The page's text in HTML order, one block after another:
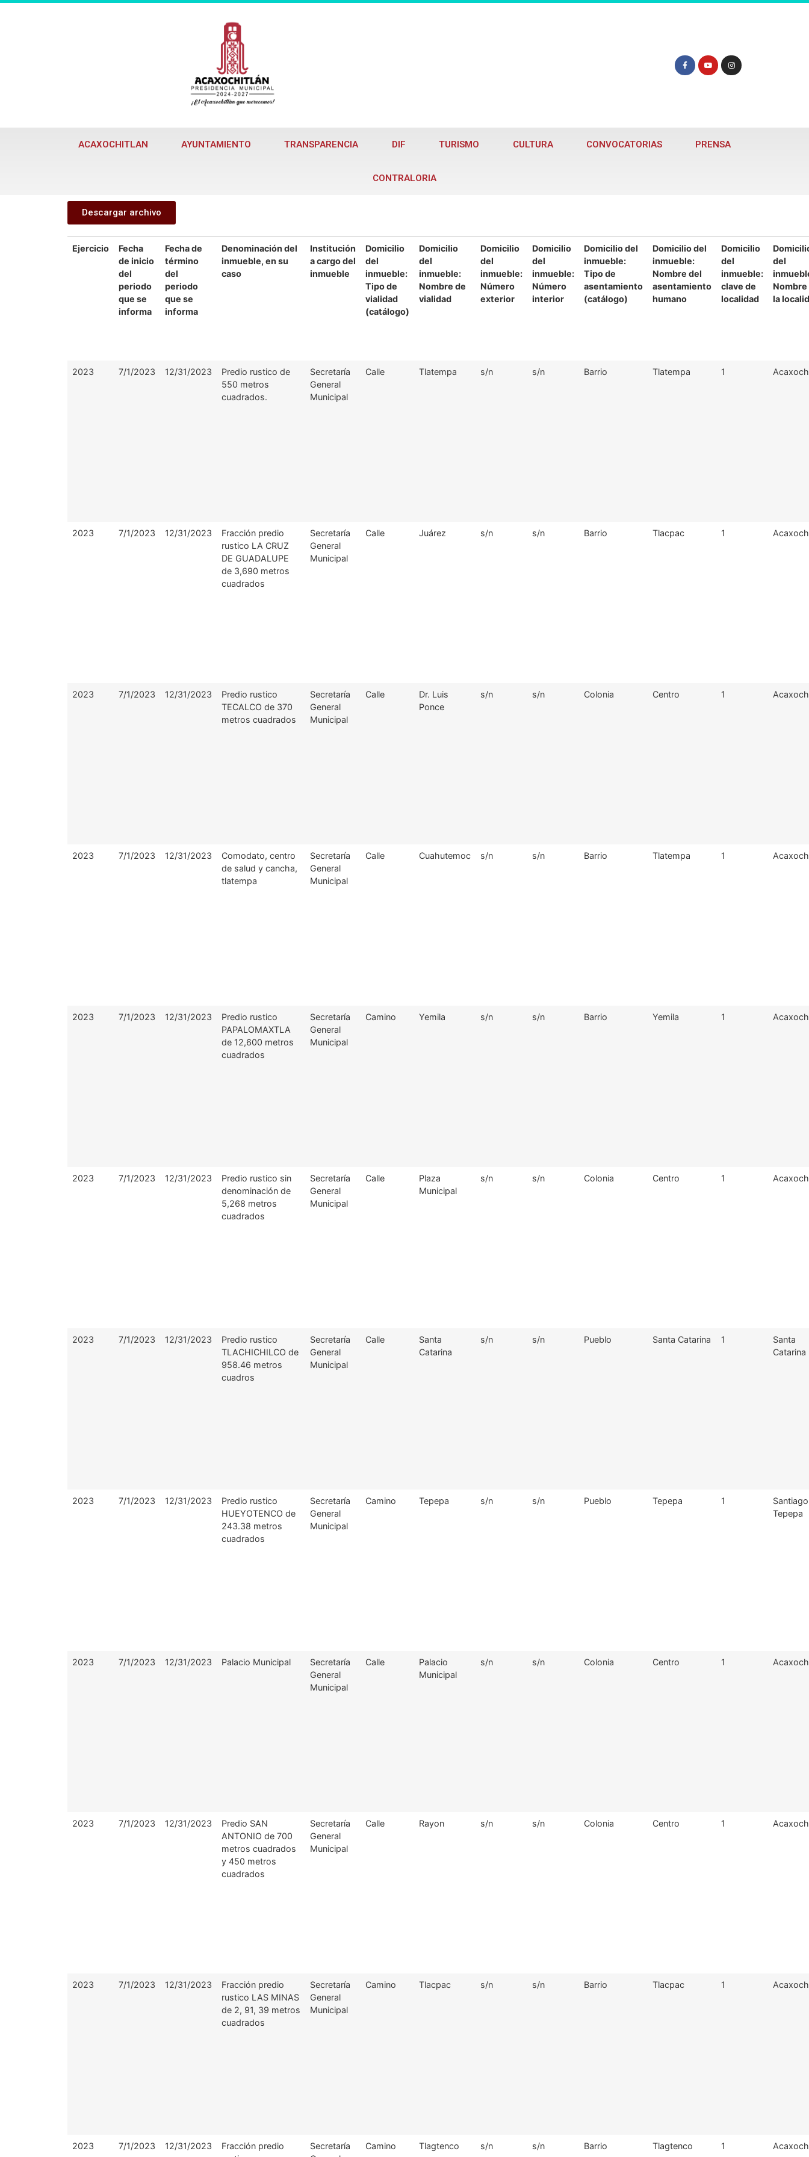
ACAXOCHITLAN AYUNTAMIENTO TRANSPARENCIA DIF TURISMO CULTURA CONVOCATORIAS PRENSA
CONTRALORIA
Descargar archivo
Ejercicio
Fecha
de inicio
del
periodo
que se
informa
Fecha de
término
del
periodo
que se
informa
Denominación del
inmueble, en su
caso
Institución
a cargo del
inmueble
Domicilio
del
inmueble:
Tipo de
vialidad
(catálogo)
Domicilio
del
inmueble:
Nombre de
vialidad
Domicilio
del
inmueble:
Número
exterior
Domicilio
del
inmueble:
Número
interior
Domicilio del
inmueble:
Tipo de
asentamiento
(catálogo)
Domicilio del
inmueble:
Nombre del
asentamiento
humano
Domicilio
del
inmueble:
clave de
localidad
del
Nombre
la
2023 7/1/2023 12/31/2023
Predio rustico de
550 metros
cuadrados.
Secretaría
General
Municipal
Calle Tlatempa s/n s/n Barrio Tlatempa 1
2023 7/1/2023 12/31/2023
Fracción predio
rustico LA CRUZ
DE GUADALUPE
de 3,690 metros
cuadrados
Secretaría
General
Municipal
Calle Juárez s/n s/n Barrio Tlacpac 1
2023 7/1/2023 12/31/2023
Predio rustico
TECALCO de 370
metros cuadrados
Secretaría
General
Municipal
Calle
Dr. Luis
Ponce
s/n s/n Colonia Centro 1
2023 7/1/2023 12/31/2023
Comodato, centro
de salud y cancha,
tlatempa
Secretaría
General
Municipal
Calle Cuahutemoc s/n s/n Barrio Tlatempa 1
2023 7/1/2023 12/31/2023
Predio rustico
PAPALOMAXTLA
de 12,600 metros
cuadrados
Secretaría
General
Municipal
Camino Yemila s/n s/n Barrio Yemila 1
2023 7/1/2023 12/31/2023
Predio rustico sin
denominación de
5,268 metros
cuadrados
Secretaría
General
Municipal
Calle
Plaza
Municipal
s/n s/n Colonia Centro 1
2023 7/1/2023 12/31/2023
Predio rustico
TLACHICHILCO de
958.46 metros
cuadros
Secretaría
General
Municipal
Calle
Santa
Catarina
s/n s/n Pueblo Santa Catarina 1
Santa
Catarina
2023 7/1/2023 12/31/2023
Predio rustico
HUEYOTENCO de
243.38 metros
cuadrados
Secretaría
General
Municipal
Camino Tepepa s/n s/n Pueblo Tepepa 1
Santiago
Tepepa
2023 7/1/2023 12/31/2023 Palacio Municipal
Secretaría
General
Municipal
Calle
Palacio
Municipal
s/n s/n Colonia Centro 1
2023 7/1/2023 12/31/2023
Predio SAN
ANTONIO de 700
metros cuadrados
y 450 metros
cuadrados
Secretaría
General
Municipal
Calle Rayon s/n s/n Colonia Centro 1
2023 7/1/2023 12/31/2023
Fracción predio
rustico LAS MINAS
de 2, 91, 39 metros
cuadrados
Secretaría
General
Municipal
Camino Tlacpac s/n s/n Barrio Tlacpac 1
2023 7/1/2023 12/31/2023
Fracción predio
Secretaría
Camino Tlagtenco s/n s/n Barrio Tlagtenco 1